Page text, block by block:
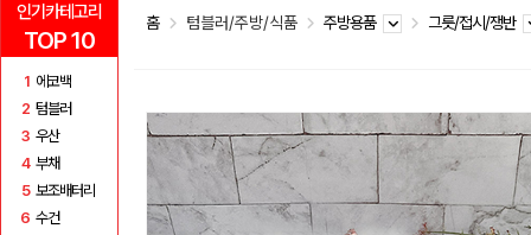
인기카테고리
TOP 10
1 에코백
2 텀블러
3 우산
4 부채
5 보조배터리
6 수건
홈 텀블러/주방/식품 주방용품 그릇/접시/쟁반